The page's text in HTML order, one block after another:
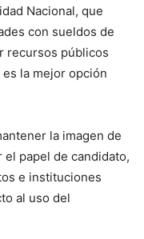
Nacional, que
con sueldos de
recursos públicos
la mejor opción
la imagen de
papel de candidato,
e instituciones
al uso del